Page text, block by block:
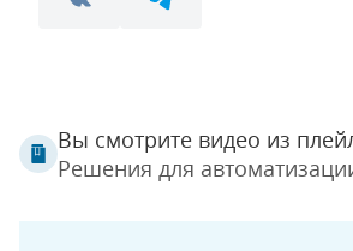
Вы смотрите видео из
Решения для